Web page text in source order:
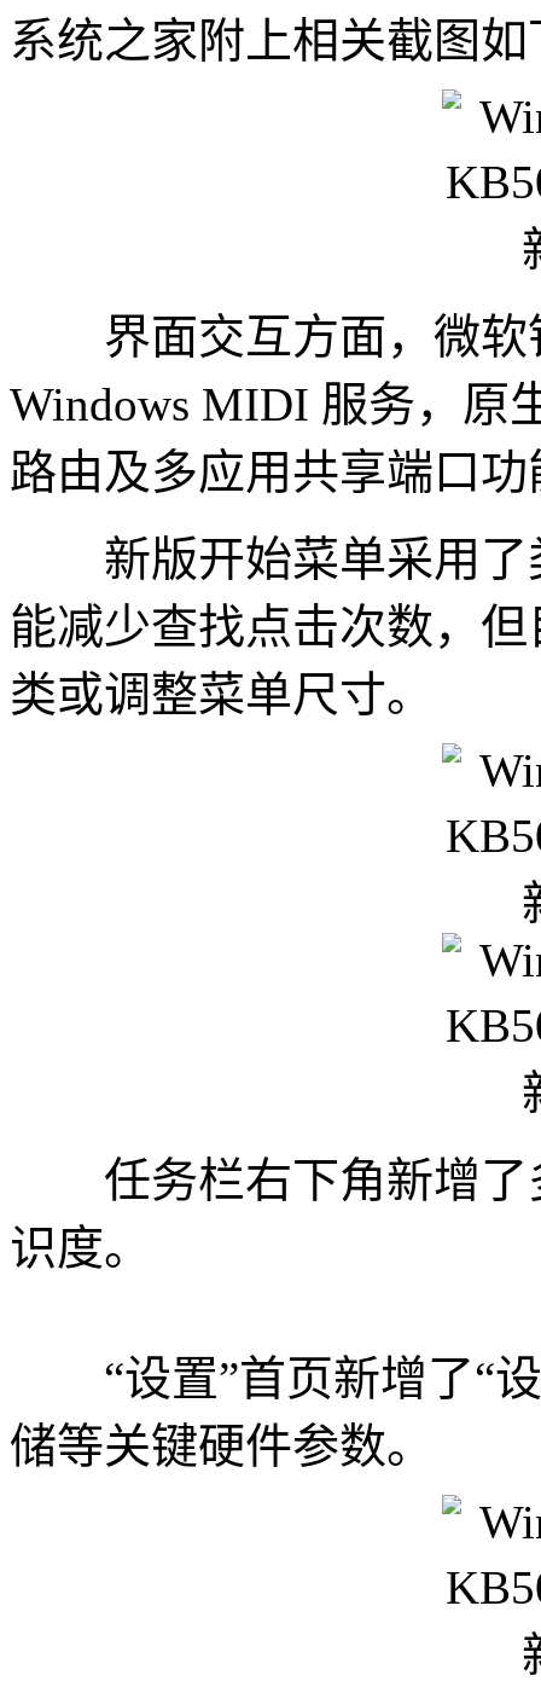
系统之家附上相关截图如
界面交互方面，微软
Windows MIDI 服务，原
路由及多应用共享端口功
新版开始菜单采用了
能减少查找点击次数，
类或调整菜单尺寸。
任务栏右下角新增了
识度。
“设置”首页新增了“设
储等关键硬件参数。